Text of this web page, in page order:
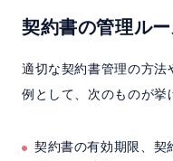
契約書の管理ル
適切な契約書管理の方
例として、次のものが挙
契約書の有効期限、契